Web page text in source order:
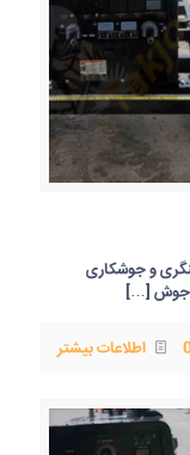
و جوشکاری
جوش […]
اطلاعات بیشتر